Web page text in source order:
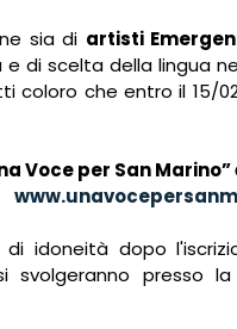
sia di artisti
di scelta della lingua
coloro che entro il 15/
Voce per San
idoneità dopo
svolgeranno presso la